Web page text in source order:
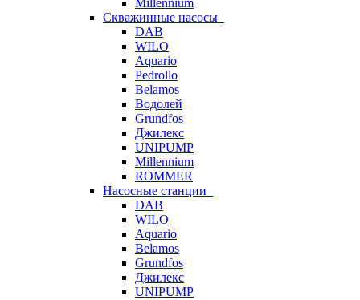
Millennium
Скважинные насосы
DAB
WILO
Aquario
Pedrollo
Belamos
Водолей
Grundfos
Джилекс
UNIPUMP
Millennium
ROMMER
Насосные станции
DAB
WILO
Aquario
Belamos
Grundfos
Джилекс
UNIPUMP